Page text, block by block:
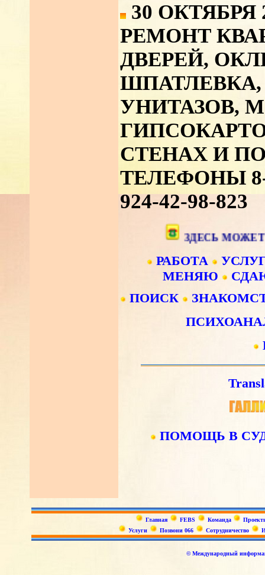
30 ОКТЯБРЯ
РЕМОНТ
ДВЕРЕЙ,
УНИТАЗОВ,
СТЕНАХ И
ТЕЛЕФОНЫ 8-
924-42-98-823
ЗДЕСЬ МОЖЕТ БЫТЬ
РАБОТА
МЕНЯЮ
ПОИСК
ПОМОЩЬ В
Главная FEBS Команда
Услуги
Позвони 066 Сотрудничество
© Международный